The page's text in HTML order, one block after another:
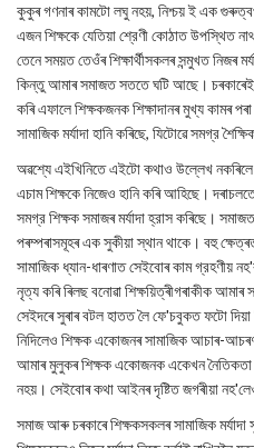
কুকুৰ গণনাৰ কামটো লঘু নহয়, নিশ্চয় ই এক
এজন শিক্ষকে যেতিয়া শ্রেণী কোঠাত উপস্থিত
তেনে সময়ত তেওঁৰ শিক্ষার্থীসকলৰ সন্মুখত নিজৰ
কিন্তু আমাৰ সমাজত সততে ঘটি আছে।
কৰি এফালে শিক্ষকজনক শিক্ষাদানৰ মুখ্য
সামাজিক মর্যাদা হানি কৰিছে, যিটোৱে সমগ্র
অৱশ্যে এইখিনিতে এইটো কথাও উল্লেখ নকৰিলে
এচাম শিক্ষকে নিজেও হানি কৰি আহিছে।
সমগ্র শিক্ষক সমাজৰ মৰ্যাদা হ্রাস কৰিছে।
পৰম্পৰাসমূহৰ এক সুকীয়া স্থান থাকে। বহু
সামাজিক ধ্যান-ধাৰণাত সেইবোৰ কাম গ্রহণীয়
নৃত্য কৰি ৰিলছ বনোৱা শিক্ষয়িত্ৰীগৰাকীক
সেইদৰে সুৰাৰ বটল হাতত লৈ ফে'চবুকত ফটো
নিদিলেও শিক্ষক একোজনৰ সামাজিক আচাৰ-
আমাৰ মুলুকৰ শিক্ষক একোজনক একেখন নৈতিকতা
নহয়। সেইবোৰ কথা আইনৰ দৃষ্টিত জগৰীয়া
সমাজ আৰু চৰকাৰে শিক্ষকসকলৰ সামাজিক মর্যাদা